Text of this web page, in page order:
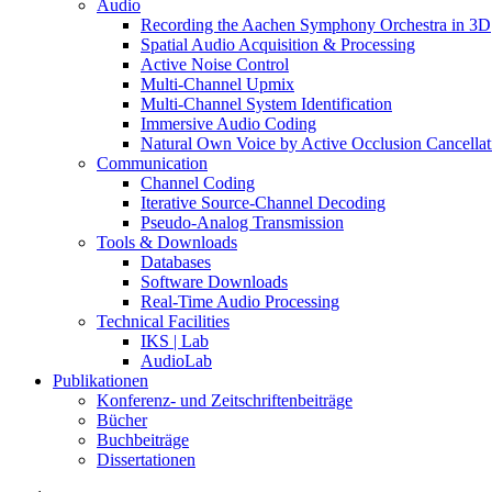
Audio
Recording the Aachen Symphony Orchestra in 3D
Spatial Audio Acquisition & Processing
Active Noise Control
Multi-Channel Upmix
Multi-Channel System Identification
Immersive Audio Coding
Natural Own Voice by Active Occlusion
Communication
Channel Coding
Iterative Source-Channel Decoding
Pseudo-Analog Transmission
Tools & Downloads
Databases
Software Downloads
Real-Time Audio Processing
Technical Facilities
IKS | Lab
AudioLab
Publikationen
Konferenz- und Zeitschriftenbeiträge
Bücher
Buchbeiträge
Dissertationen